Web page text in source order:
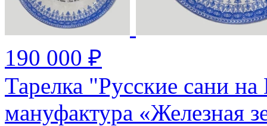
190 000 ₽
Тарелка "Русские сани
мануфактура «Железная